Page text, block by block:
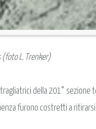
(foto L. Trenker)
della 201° sezione
furono costretti a